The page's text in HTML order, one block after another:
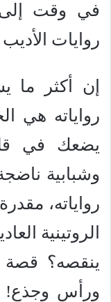
في وقت
روايات
إن أكثر ما
رواياته هي
يضعك في
وشبابية
رواياته،
الروتينية
ينقصه؟ قصة
ورأس وجذع!